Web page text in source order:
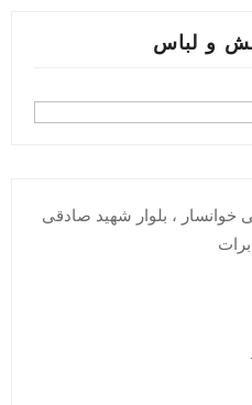
و لباس
، بلوار شهید صادقی